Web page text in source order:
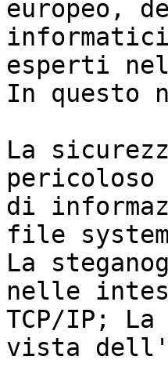
europeo,
esperti
In questo
La
di
file
La
nelle
TCP/IP;
vista